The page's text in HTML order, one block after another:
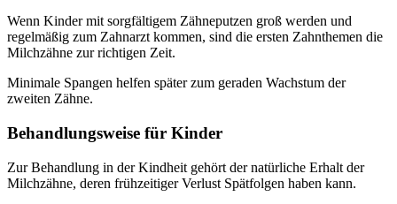
Wenn Kinder mit sorgfältigem Zähneputzen groß werden und
regelmäßig zum Zahnarzt kommen, sind die ersten Zahnthemen die
Milchzähne zur richtigen Zeit.
Minimale Spangen helfen später zum geraden Wachstum der
zweiten Zähne.
Behandlungsweise für Kinder
Zur Behandlung in der Kindheit gehört der natürliche Erhalt der
Milchzähne, deren frühzeitiger Verlust Spätfolgen haben kann.